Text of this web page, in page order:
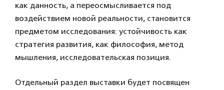
как данность, а переосмысливается под
воздействием новой реальности, становится
предметом исследования: устойчивость как
стратегия развития, как философия, метод
мышления, исследовательская позиция.
Отдельный раздел выставки будет посвящен